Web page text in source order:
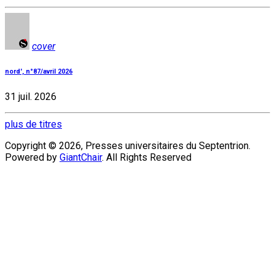
cover
nord', n°87/avril 2026
31 juil. 2026
plus de titres
Copyright © 2026, Presses universitaires du Septentrion.
Powered by GiantChair. All Rights Reserved